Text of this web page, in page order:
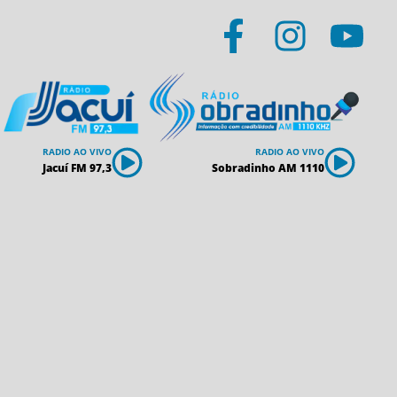
RADIO AO VIVO
Jacuí FM 97,3
RADIO AO VIVO
Sobradinho AM 1110